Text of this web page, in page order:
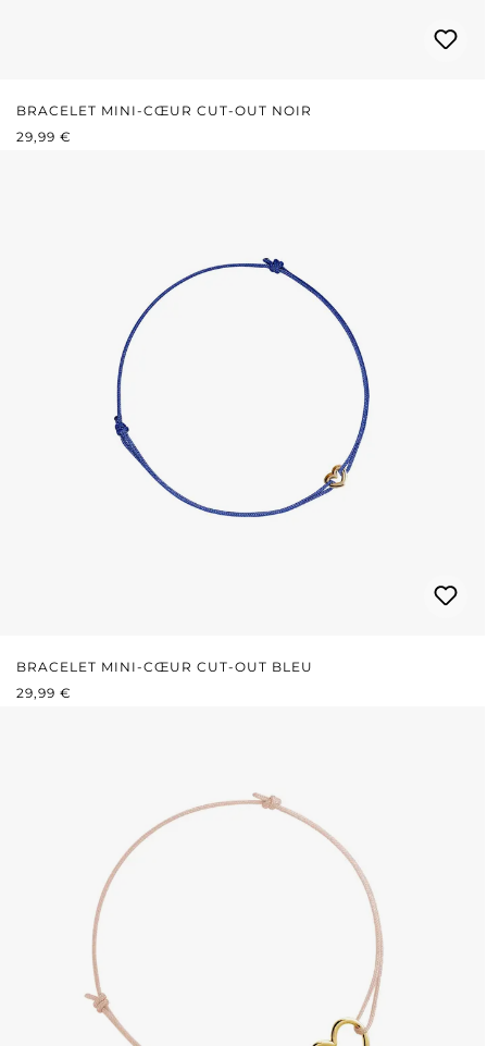
BRACELET MINI-CŒUR CUT-OUT NOIR
PRIX RÉGULIER :
29,99 €
BRACELET MINI-CŒUR CUT-OUT BLEU
PRIX RÉGULIER :
29,99 €